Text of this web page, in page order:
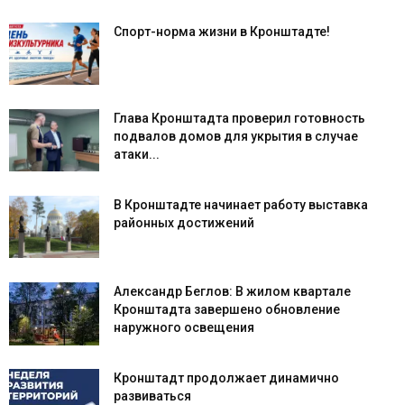
Спорт-норма жизни в Кронштадте!
Глава Кронштадта проверил готовность
подвалов домов для укрытия в случае
атаки...
В Кронштадте начинает работу выставка
районных достижений
Александр Беглов: В жилом квартале
Кронштадта завершено обновление
наружного освещения
Кронштадт продолжает динамично
развиваться